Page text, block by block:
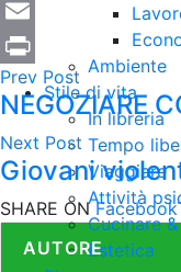
Ambiente
Stile di vita
In libreria
Tempo
Viaggiare
Attività
Cucinare
Estetica
Email
Print
Prev Post
NEGOZIARE
Next Post
Giovani
SHARE ON Facebook
AUTORE